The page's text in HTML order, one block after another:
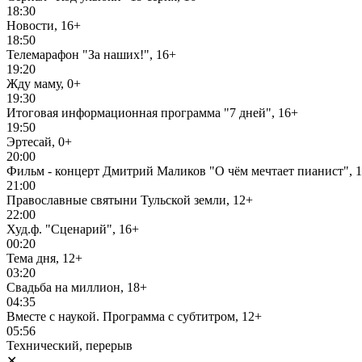
18:30
Новости, 16+
18:50
Телемарафон "За наших!", 16+
19:20
Жду маму, 0+
19:30
Итоговая информационная программа "7 дней", 16+
19:50
Эртесай, 0+
20:00
Фильм - концерт Дмитрий Маликов "О чём мечтает пианист",
21:00
Православные святыни Тульской земли, 12+
22:00
Худ.ф. "Сценарий", 16+
00:20
Тема дня, 12+
03:20
Свадьба на миллион, 18+
04:35
Вместе с наукой. Программа с субтитром, 12+
05:56
Технический, перерыв